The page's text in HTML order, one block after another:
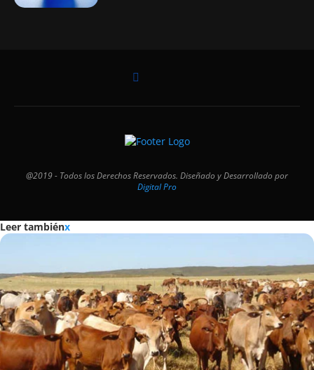
@2019 - Todos los Derechos Reservados. Diseñado y Desarrollado por
Digital Pro
Leer tambiénx